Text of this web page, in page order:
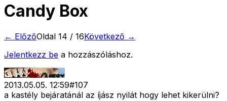
Candy Box
← ElőzőOldal 14 / 16Következő →
Jelentkezz be a hozzászóláshoz.
2013.05.05. 12:59#107
a kastély bejáratánál az íjász nyilát hogy lehet kikerülni?